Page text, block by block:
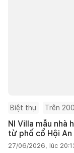
Biệt thự Trên
NI Villa mẫu nhà
từ phố cổ Hội An
27/06/2026, lúc